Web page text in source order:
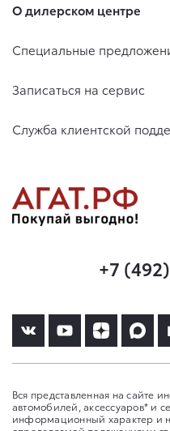
О дилерском центре
Специальные
Записаться на сервис
Служба клиентской
+7
Вся представленная на сайте
автомобилей, аксессуаров* и
информационный характер и